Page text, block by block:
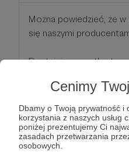
Cenimy
Dbamy o Twoją prywatność i
korzystania z naszych usług
poniżej prezentujemy Ci
zasadach przetwarzania
osobowych.
Można powiedzieć, że
się naszymi
Dostajcie wszystko to,
🐻Dostaniecie specjalną
Discordzie;
🐻Będziecie mieli
nadchodzących